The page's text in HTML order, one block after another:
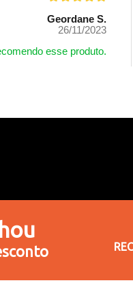
Geordane S.
26/11/2023
esse produto.